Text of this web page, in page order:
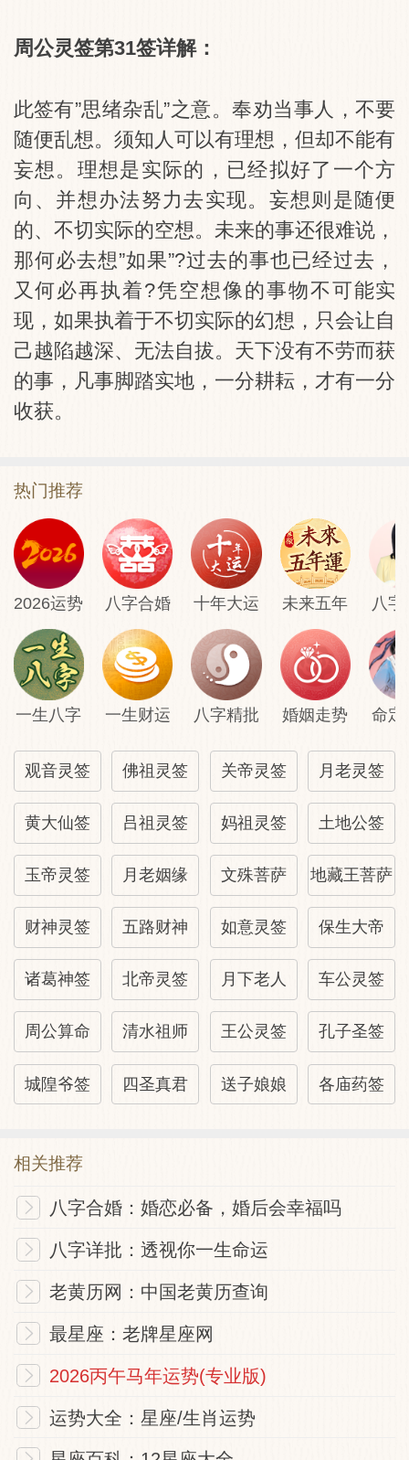
周公灵签第31签详解：
此签有”思绪杂乱”之意。奉劝当事人，不要
随便乱想。须知人可以有理想，但却不能有
妄想。理想是实际的，已经拟好了一个方
向、并想办法努力去实现。妄想则是随便
的、不切实际的空想。未来的事还很难说，
那何必去想”如果”?过去的事也已经过去，
又何必再执着?凭空想像的事物不可能实
现，如果执着于不切实际的幻想，只会让自
己越陷越深、无法自拔。天下没有不劳而获
的事，凡事脚踏实地，一分耕耘，才有一分
收获。
热门推荐
2026运势 八字合婚 十年大运 未来五年 八字
一生八字 一生财运 八字精批 婚姻走势 命定
观音灵签 佛祖灵签 关帝灵签 月老灵签
黄大仙签 吕祖灵签 妈祖灵签 土地公签
玉帝灵签 月老姻缘 文殊菩萨 地藏王菩萨
财神灵签 五路财神 如意灵签 保生大帝
诸葛神签 北帝灵签 月下老人 车公灵签
周公算命 清水祖师 王公灵签 孔子圣签
城隍爷签 四圣真君 送子娘娘 各庙药签
相关推荐
八字合婚：婚恋必备，婚后会幸福吗
八字详批：透视你一生命运
老黄历网：中国老黄历查询
最星座：老牌星座网
2026丙午马年运势(专业版)
运势大全：星座/生肖运势